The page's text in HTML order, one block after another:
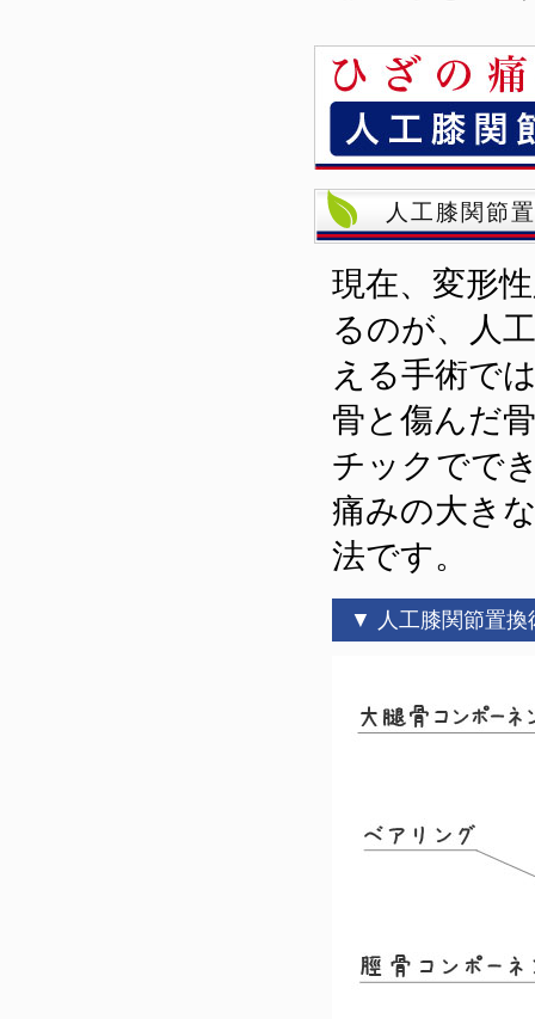
人工膝関節
現在、変形
るのが、人
える手術で
骨と傷んだ
チックでで
痛みの大き
法です。
▼ 人工膝関節置換